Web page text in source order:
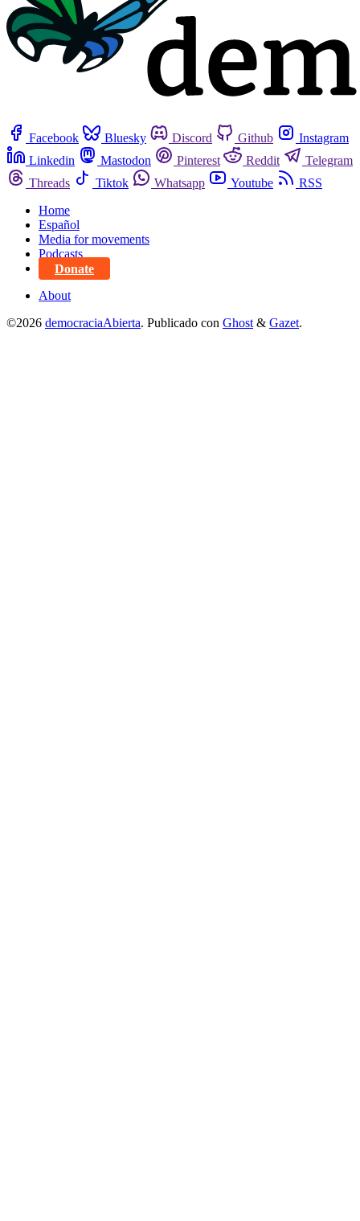
Facebook Bluesky Discord Github
Instagram
Linkedin
Mastodon Pinterest Reddit
Telegram
Threads
Tiktok Whatsapp Youtube
RSS
Home
Español
Media for movements
Podcasts
Donate
About
©2026 democraciaAbierta. Publicado con Ghost & Gazet.